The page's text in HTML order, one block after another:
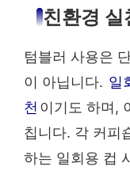
친환경 실
텀블러 사용은
이 아닙니다. 일
천 이기도 하며,
칩니다. 각 커피
하는 일회용 컵